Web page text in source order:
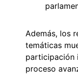
Además, los
temáticas
participación
proceso